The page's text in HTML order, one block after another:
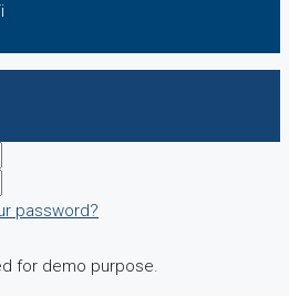
password?
for demo purpose.